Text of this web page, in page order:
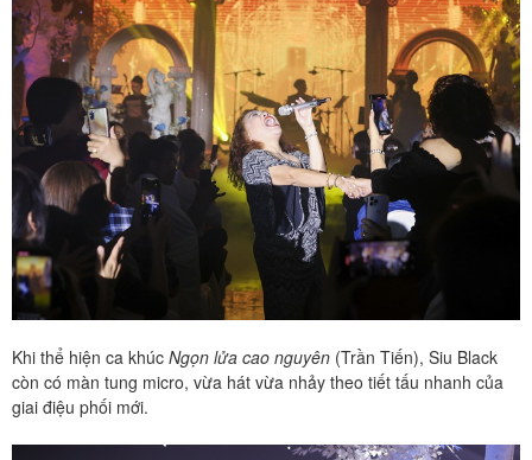
Khi thể hiện ca khúc Ngọn lửa cao nguyên (Trần Tiến), Siu Black
còn có màn tung micro, vừa hát vừa nhảy theo tiết tấu nhanh của
giai điệu phối mới.